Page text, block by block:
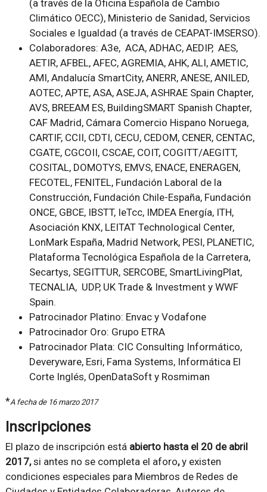
(a través de la Oficina Española de Cambio
Climático OECC), Ministerio de Sanidad, Servicios
Sociales e Igualdad (a través de CEAPAT-IMSERSO).
Colaboradores: A3e, ACA, ADHAC, AEDIP, AES,
AETIR, AFBEL, AFEC, AGREMIA, AHK, ALI, AMETIC,
AMI, Andalucía SmartCity, ANERR, ANESE, ANILED,
AOTEC, APTE, ASA, ASEJA, ASHRAE Spain Chapter,
AVS, BREEAM ES, BuildingSMART Spanish Chapter,
CAF Madrid, Cámara Comercio Hispano Noruega,
CARTIF, CCII, CDTI, CECU, CEDOM, CENER, CENTAC,
CGATE, CGCOII, CSCAE, COIT, COGITT/AEGITT,
COSITAL, DOMOTYS, EMVS, ENACE, ENERAGEN,
FECOTEL, FENITEL, Fundación Laboral de la
Construcción, Fundación Chile-España, Fundación
ONCE, GBCE, IBSTT, IeTcc, IMDEA Energía, ITH,
Asociación KNX, LEITAT Technological Center,
LonMark España, Madrid Network, PESI, PLANETIC,
Plataforma Tecnológica Española de la Carretera,
Secartys, SEGITTUR, SERCOBE, SmartLivingPlat,
TECNALIA, UDP, UK Trade & Investment y WWF
Spain.
Patrocinador Platino: Envac y Vodafone
Patrocinador Oro: Grupo ETRA
Patrocinador Plata: CIC Consulting Informático,
Deveryware, Esri, Fama Systems, Informática El
Corte Inglés, OpenDataSoft y Rosmiman
*A fecha de 16 marzo 2017
Inscripciones
El plazo de inscripción está abierto hasta el 20 de abril
2017,si antes no se completa el aforo,y existen
condiciones especiales para Miembros de Redes de